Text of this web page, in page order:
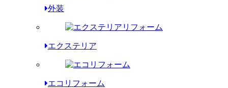
外装
エクステリア
エコリフォーム